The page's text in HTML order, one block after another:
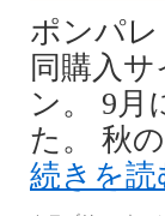
ポンパレ
同購入
ン。 9月
た。 秋
続きを読